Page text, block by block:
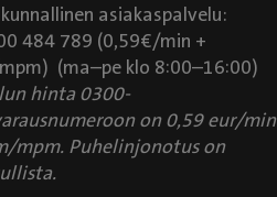
asiakaspalvelu:
484 789 (0,59€/min +
(ma–pe klo 8:00–16:00)
hinta 0300-
on 0,59 eur/min
mpm. Puhelinjonotus on